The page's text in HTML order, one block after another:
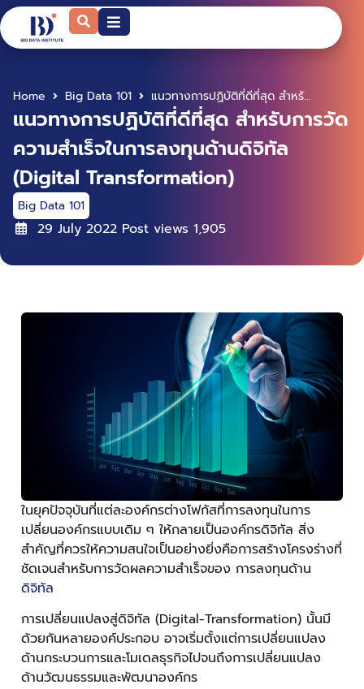
Home Big Data 101 แนวทางการปฏิบัติที่ดีที่สุด สำหรับการวัดความสำเร็จในการลงทุนด้านดิจิทัล (Digital Transformation)
แนวทางการปฏิบัติที่ดีที่สุด สำหรับการวัด
ความสำเร็จในการลงทุนด้านดิจิทัล
(Digital Transformation)
Big Data 101
29 July 2022 Post views 1,905
ในยุคปัจจุบันที่แต่ละองค์กรต่างโฟกัสที่การลงทุนในการ
เปลี่ยนองค์กรแบบเดิม ๆ ให้กลายเป็นองค์กรดิจิทัล สิ่ง
สำคัญที่ควรให้ความสนใจเป็นอย่างยิ่งคือการสร้างโครงร่างที่
ชัดเจนสำหรับการวัดผลความสำเร็จของ การลงทุนด้าน
ดิจิทัล
การเปลี่ยนแปลงสู่ดิจิทัล (Digital-Transformation) นั้นมี
ด้วยกันหลายองค์ประกอบ อาจเริ่มตั้งแต่การเปลี่ยนแปลง
ด้านกระบวนการและโมเดลธุรกิจไปจนถึงการเปลี่ยนแปลง
ด้านวัฒนธรรมและพัฒนาองค์กร